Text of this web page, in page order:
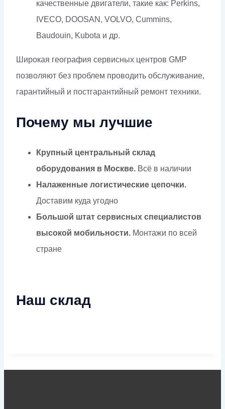
качественные двигатели, такие как: Perkins,
IVECO, DOOSAN, VOLVO, Cummins,
Baudouin, Kubota и др.
Широкая география сервисных центров GMP
позволяют без проблем проводить обслуживание,
гарантийный и постгарантийный ремонт техники.
Почему мы лучшие
Крупный центральный склад
оборудования в Москве. Всё в наличии
Налаженные логистические цепочки.
Доставим куда угодно
Большой штат сервисных специалистов
высокой мобильности. Монтажи по всей
стране
Наш склад